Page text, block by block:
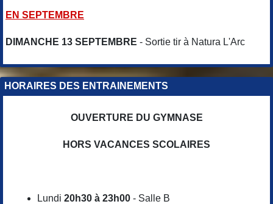
EN SEPTEMBRE
DIMANCHE 13 SEPTEMBRE - Sortie tir à Natura L'Arc
HORAIRES DES ENTRAINEMENTS
OUVERTURE DU GYMNASE
HORS VACANCES SCOLAIRES
Lundi 20h30 à 23h00 - Salle B